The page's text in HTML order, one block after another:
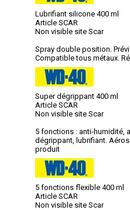
Lubrifiant silicone 400 ml
Article SCAR
Non visible site Scar
Spray double position.
Compatible tous métaux.
Super dégrippant 400 ml
Article SCAR
Non visible site Scar
5 fonctions : anti-humidité,
dégrippant, lubrifiant.
produit
5 fonctions flexible 400 ml
Article SCAR
Non visible site Scar